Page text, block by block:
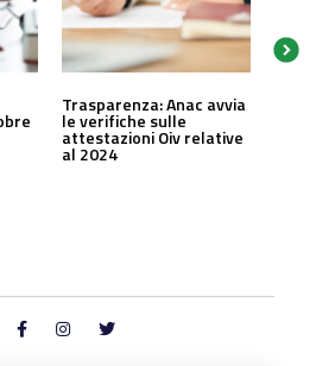
Trasparenza: Anac avvia
le verifiche sulle
attestazioni Oiv relative
al 2024